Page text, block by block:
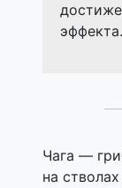
эффекта.
Чага —
на